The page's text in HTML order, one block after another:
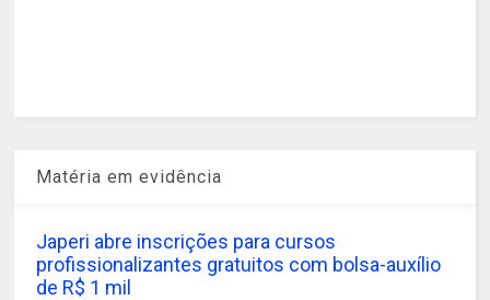
Matéria em evidência
Japeri abre inscrições para cursos
profissionalizantes gratuitos com bolsa-auxílio
de R$ 1 mil